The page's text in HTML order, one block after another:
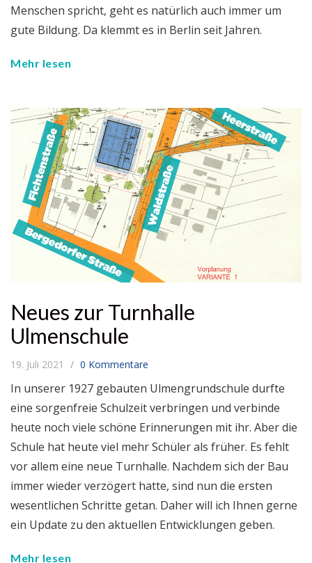
Menschen spricht, geht es natürlich auch immer um
gute Bildung. Da klemmt es in Berlin seit Jahren.
Mehr lesen
Neues zur Turnhalle
Ulmenschule
19. Juli 2021 0 Kommentare
In unserer 1927 gebauten Ulmengrundschule durfte
eine sorgenfreie Schulzeit verbringen und verbinde
heute noch viele schöne Erinnerungen mit ihr. Aber die
Schule hat heute viel mehr Schüler als früher. Es fehlt
vor allem eine neue Turnhalle. Nachdem sich der Bau
immer wieder verzögert hatte, sind nun die ersten
wesentlichen Schritte getan. Daher will ich Ihnen gerne
ein Update zu den aktuellen Entwicklungen geben.
Mehr lesen